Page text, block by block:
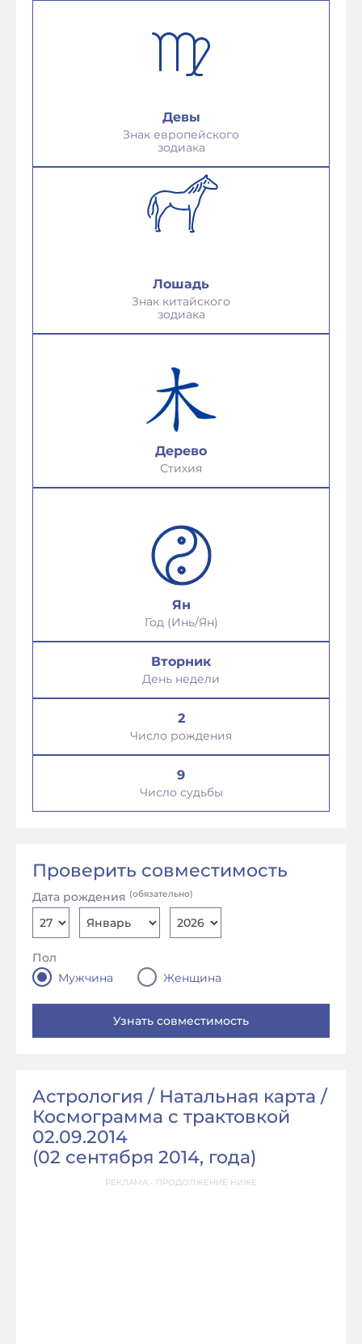
Девы
Знак европейского
зодиака
Лошадь
Знак китайского
зодиака
Дерево
Стихия
Ян
Год (Инь/Ян)
Вторник
День недели
2
Число рождения
9
Число судьбы
Проверить совместимость
Дата рождения (обязательно)
Пол
Мужчина
Женщина
Астрология / Натальная карта /
Космограмма с трактовкой
02.09.2014
(02 сентября 2014, года)
РЕКЛАМА - ПРОДОЛЖЕНИЕ НИЖЕ